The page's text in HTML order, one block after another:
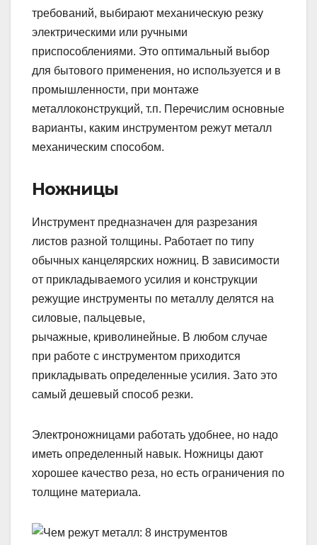
требований, выбирают механическую резку
электрическими или ручными
приспособлениями. Это оптимальный выбор
для бытового применения, но используется и в
промышленности, при монтаже
металлоконструкций, т.п. Перечислим основные
варианты, каким инструментом режут металл
механическим способом.
Ножницы
Инструмент предназначен для разрезания
листов разной толщины. Работает по типу
обычных канцелярских ножниц. В зависимости
от прикладываемого усилия и конструкции
режущие инструменты по металлу делятся на
силовые, пальцевые,
рычажные, криволинейные. В любом случае
при работе с инструментом приходится
прикладывать определенные усилия. Зато это
самый дешевый способ резки.
Электроножницами работать удобнее, но надо
иметь определенный навык. Ножницы дают
хорошее качество реза, но есть ограничения по
толщине материала.